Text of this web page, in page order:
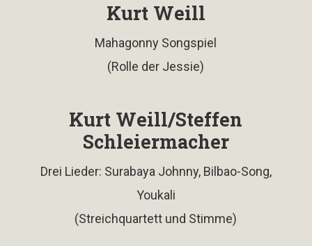
Kurt Weill
Mahagonny Songspiel
(Rolle der Jessie)
Kurt Weill/Steffen
Schleiermacher
Drei Lieder: Surabaya Johnny, Bilbao-Song,
Youkali
(Streichquartett und Stimme)